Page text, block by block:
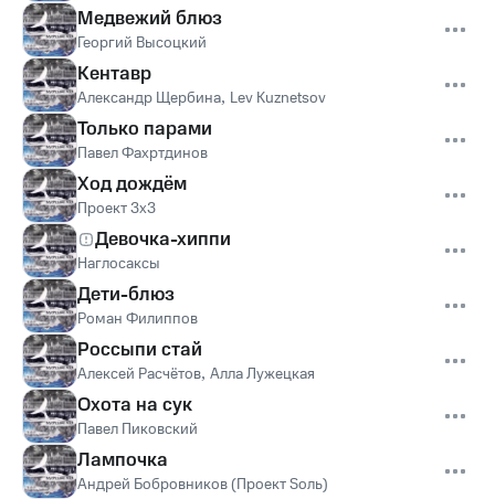
Медвежий блюз
Георгий Высоцкий
Кентавр
Александр Щербина, Lev Kuznetsov
Только парами
Павел Фахртдинов
Ход дождём
Проект 3х3
Девочка-хиппи
Наглосаксы
Дети-блюз
Роман Филиппов
Россыпи стай
Алексей Расчётов, Алла Лужецкая
Охота на сук
Павел Пиковский
Лампочка
Андрей Бобровников (Проект Sоль)